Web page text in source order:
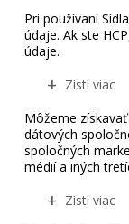
Pri používaní
údaje. Ak ste
údaje.
Zisti viac
Môžeme
dátových
spoločných
médií a iných
Zisti viac